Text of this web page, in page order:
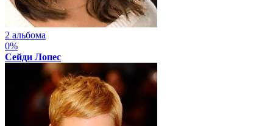
2 альбома
0%
Сейди Лопес